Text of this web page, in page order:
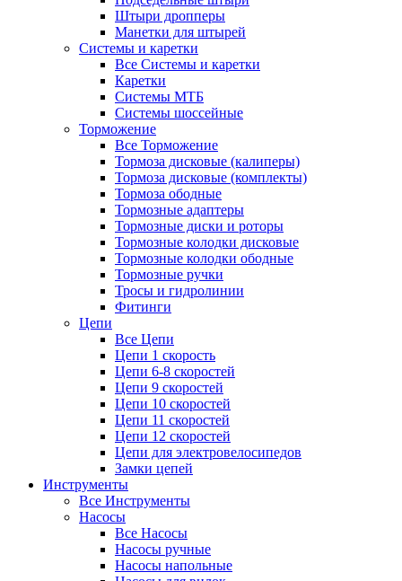
Штыри дропперы
Манетки для штырей
Системы и каретки
Все Системы и каретки
Каретки
Системы МТБ
Системы шоссейные
Торможение
Все Торможение
Тормоза дисковые (калиперы)
Тормоза дисковые (комплекты)
Тормоза ободные
Тормозные адаптеры
Тормозные диски и роторы
Тормозные колодки дисковые
Тормозные колодки ободные
Тормозные ручки
Тросы и гидролинии
Фитинги
Цепи
Все Цепи
Цепи 1 скорость
Цепи 6-8 скоростей
Цепи 9 скоростей
Цепи 10 скоростей
Цепи 11 скоростей
Цепи 12 скоростей
Цепи для электровелосипедов
Замки цепей
Инструменты
Все Инструменты
Насосы
Все Насосы
Насосы ручные
Насосы напольные